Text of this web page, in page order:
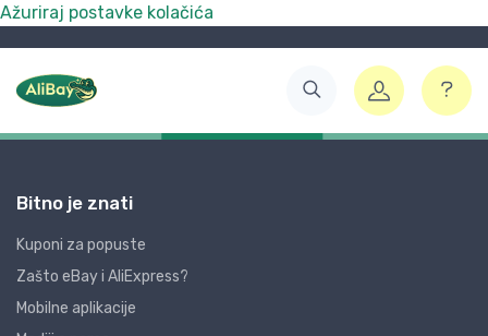
Ažuriraj postavke kolačića
Bitno je znati
Kuponi za popuste
Zašto eBay i AliExpress?
Mobilne aplikacije